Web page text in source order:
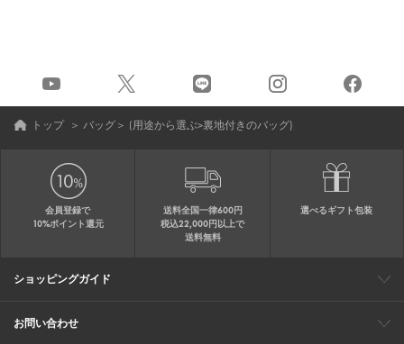
トップ ＞ バッグ＞ (用途から選ぶ>裏地付きのバッグ)
会員登録で
10%ポイント還元
送料全国一律600円
税込22,000円以上で
送料無料
選べるギフト包装
ショッピングガイド
会員特典
ご購入・配送について
返品について
ギフト包装
FAQ
サイトマップ
お問い合わせ